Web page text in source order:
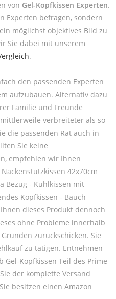
von Gel-Kopfkissen Experten.
Experten befragen, sondern
möglichst objektives Bild zu
Sie dabei mit unserem
.
den passenden Experten
aufzubauen. Alternativ dazu
Familie und Freunde
verbreiteter als so
die passenden Rat auch in
Sie keine
empfehlen wir Ihnen
42x70cm
Bezug - Kühlkissen mit
Kopfkissen - Bauch
dieses Produkt dennoch
ohne Probleme innerhalb
zurückschicken. Sie
zu tätigen. Entnehmen
Gel-Kopfkissen Teil des Prime
der komplette Versand
besitzen einen Amazon